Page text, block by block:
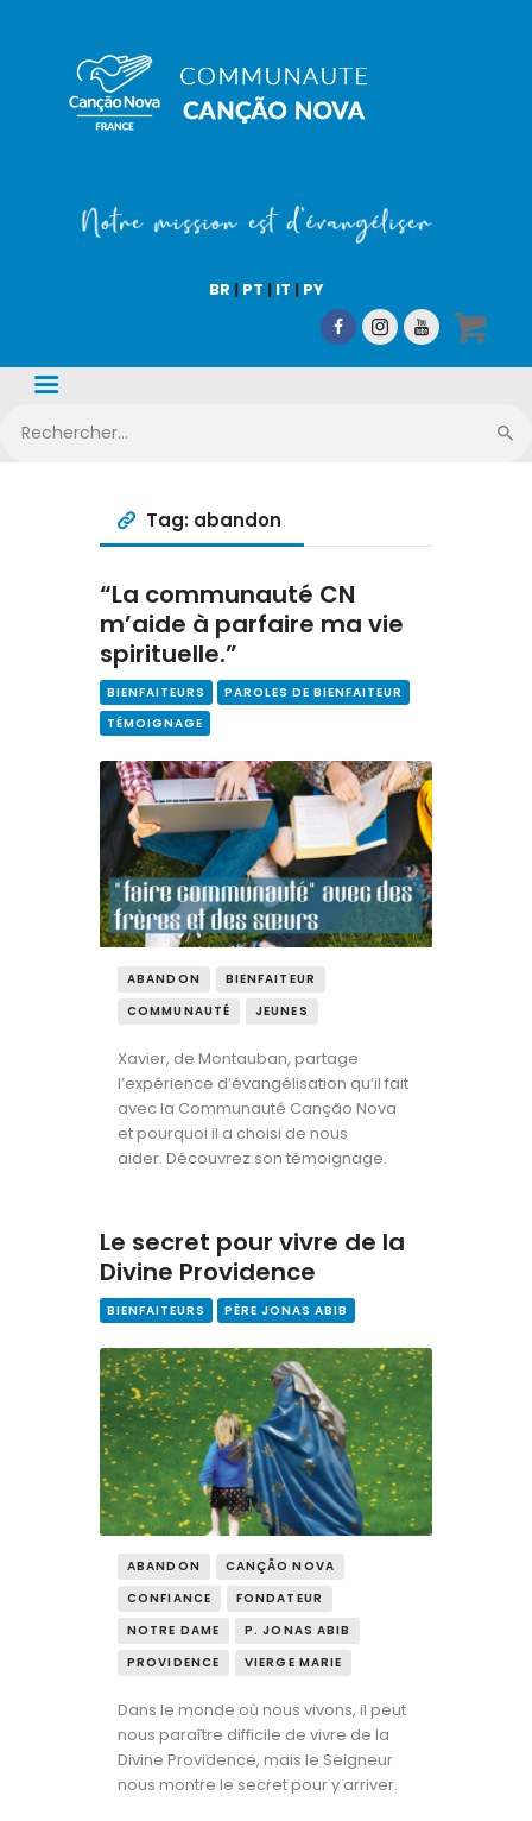
BR | PT | IT | PY
COMMUNAUTÉ CN
Notre mission est d'évangéliser !
Qui sommes-nous
CN Média
Nos activités
Contact
Tag: abandon
“La communauté CN
m’aide à parfaire ma vie
spirituelle.”
BIENFAITEURS
PAROLES DE BIENFAITEUR
TÉMOIGNAGE
ABANDON
BIENFAITEUR
COMMUNAUTÉ
JEUNES
Xavier, de Montauban, partage
l’expérience d’évangélisation qu’il fait
avec la Communauté Canção Nova
et pourquoi il a choisi de nous
aider. Découvrez son témoignage.
Le secret pour vivre de la
Divine Providence
BIENFAITEURS PÈRE JONAS ABIB
ABANDON
CANÇÃO NOVA
CONFIANCE
FONDATEUR
NOTRE DAME
P. JONAS ABIB
PROVIDENCE
VIERGE MARIE
Dans le monde où nous vivons, il peut
nous paraître difficile de vivre de la
Divine Providence, mais le Seigneur
nous montre le secret pour y arriver.